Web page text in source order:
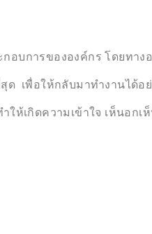
บการขององค์กร โดยทาง
เพื่อให้กลับมาทำงานได้อ
ห้เกิดความเข้าใจ เห็นอกเ